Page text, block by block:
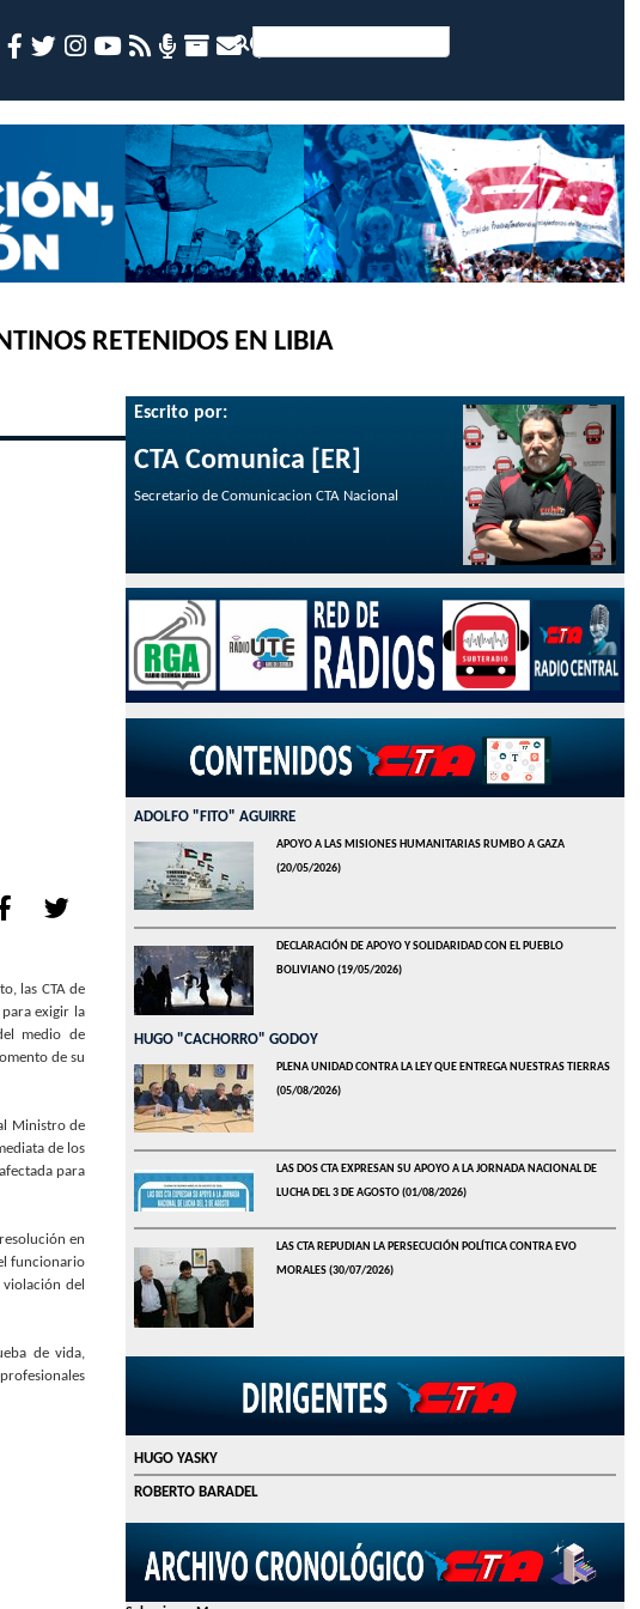
RETENIDOS EN LIBIA
las CTA de
para exigir la
medio de
de su
Ministro de
de los
para
en
funcionario
del
de vida,
Escrito por:
CTA Comunica [ER]
Secretario de Comunicacion CTA Nacional
ADOLFO "FITO" AGUIRRE
APOYO A LAS MISIONES HUMANITARIAS RUMBO A GAZA
(20/05/2026)
DECLARACIÓN DE APOYO Y SOLIDARIDAD CON EL PUEBLO
BOLIVIANO(19/05/2026)
HUGO "CACHORRO" GODOY
PLENA UNIDAD CONTRA LA LEY QUE ENTREGA NUESTRAS TIERRAS
(05/08/2026)
LAS DOS CTA EXPRESAN SU APOYO A LA JORNADA NACIONAL DE
LUCHA DEL 3 DE AGOSTO(01/08/2026)
LAS CTA REPUDIAN LA PERSECUCIÓN POLÍTICA CONTRA EVO
MORALES(30/07/2026)
HUGO YASKY
ROBERTO BARADEL